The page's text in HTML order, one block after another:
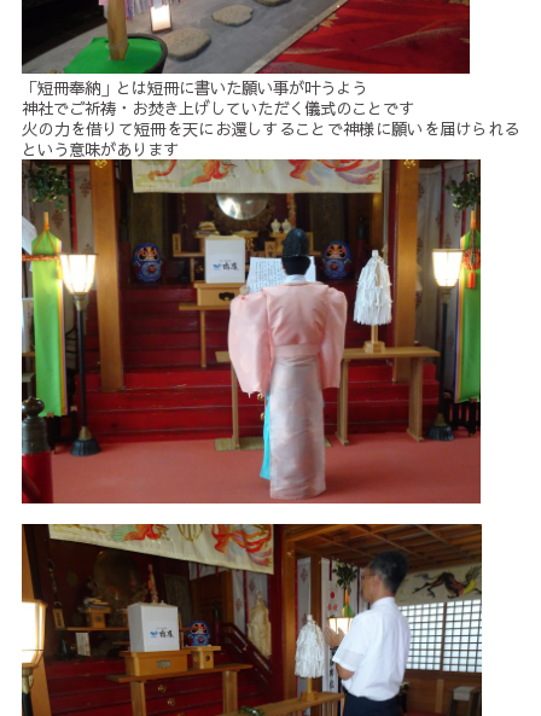
「短冊奉納」とは短冊に書いた願い事が叶うよう
神社でご祈祷・お焚き上げしていただく儀式のことです
火の力を借りて短冊を天にお還しすることで神様に願いを届けられる
という意味があります